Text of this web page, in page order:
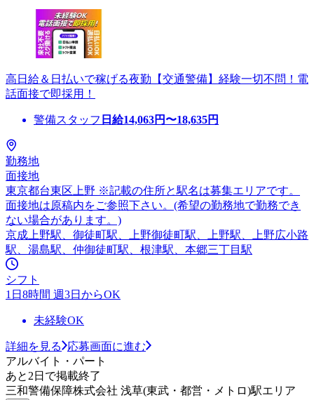
高日給＆日払いで稼げる夜勤【交通警備】経験一切不問！電
話面接で即採用！
警備スタッフ 日給14,063円〜18,635円
勤務地
面接地
東京都台東区上野 ※記載の住所と駅名は募集エリアです。
面接地は原稿内をご参照下さい。(希望の勤務地で勤務でき
ない場合があります。)
京成上野駅、御徒町駅、上野御徒町駅、上野駅、上野広小路
駅、湯島駅、仲御徒町駅、根津駅、本郷三丁目駅
シフト
1日8時間 週3日からOK
未経験OK
詳細を見る
応募画面に進む
アルバイト・パート
あと2日で掲載終了
三和警備保障株式会社 浅草(東武・都営・メトロ)駅エリア